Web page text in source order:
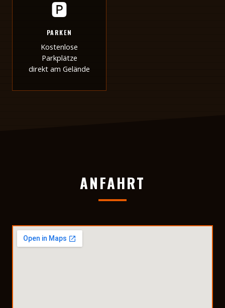
🅿️
PARKEN
Kostenlose
Parkplätze
direkt am Gelände
ANFAHRT